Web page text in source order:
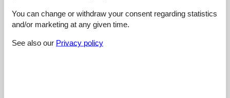
4,4
You can change or withdraw your consent regarding statistics
and/or marketing at any given time.
See also our Privacy policy